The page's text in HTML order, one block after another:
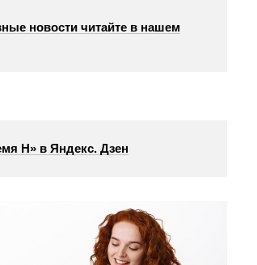
новости читайте в нашем
Н» в Яндекс. Дзен